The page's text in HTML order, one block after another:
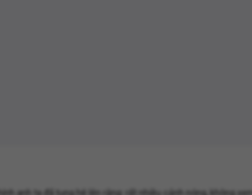
anh ta đã tung hê lên rằng: rất nhiều cảnh nóng, không